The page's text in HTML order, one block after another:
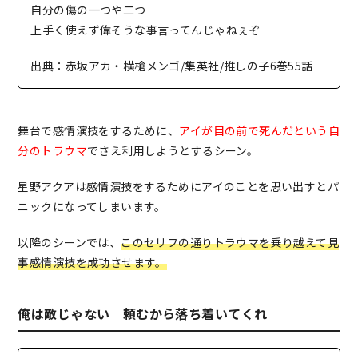
自分の傷の一つや二つ
上手く使えず偉そうな事言ってんじゃねぇぞ
出典：赤坂アカ・横槍メンゴ/集英社/推しの子6巻55話
舞台で感情演技をするために、 アイが目の前で死んだという自
分のトラウマでさえ利用しようとするシーン。
星野アクアは感情演技をするためにアイのことを思い出すとパ
ニックになってしまいます。
以降のシーンでは、このセリフの通りトラウマを乗り越えて見
事感情演技を成功させます。
俺は敵じゃない 頼むから落ち着いてくれ